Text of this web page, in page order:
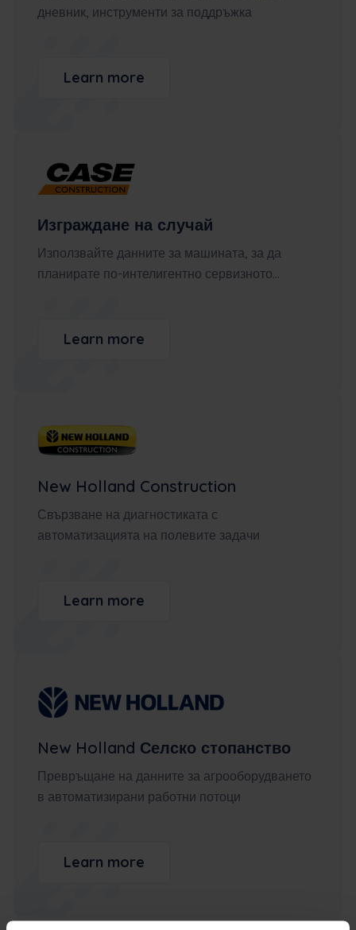
дневник, инструменти за поддръжка
Learn more
Изграждане на случай
Използвайте данните за машината, за да
планирате по-интелигентно сервизното...
Learn more
New Holland Construction
Свързване на диагностиката с
автоматизацията на полевите задачи
Learn more
New Holland Селско стопанство
Превръщане на данните за агрооборудването
в автоматизирани работни потоци
Learn more